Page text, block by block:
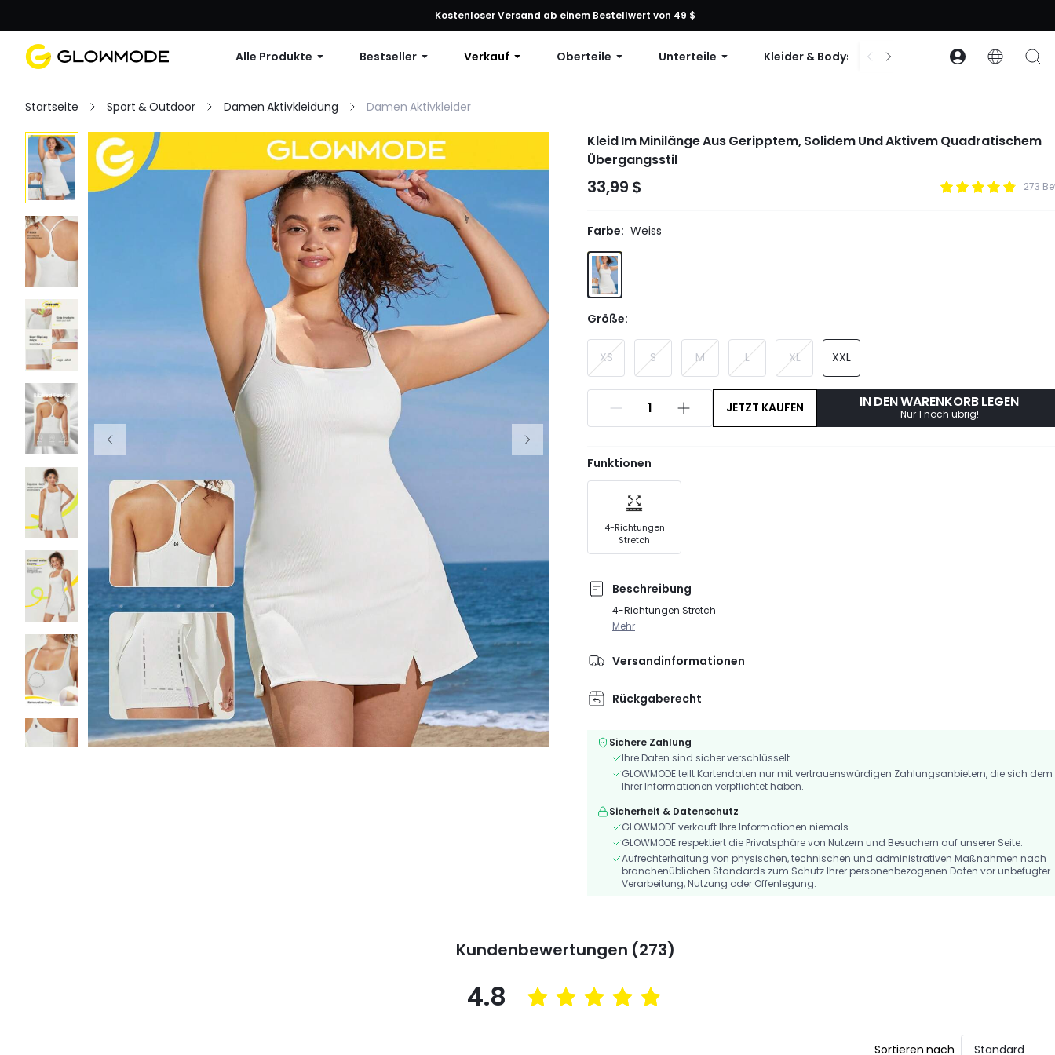
Erste Bestellung: 10 % Rabatt auf jede Bestellung, 12 % Rabatt ab 79 $ oder 15 % Rabatt ab 99 $ | Code: GLOWNEW
Kostenloser Versand ab einem Bestellwert von 49 $
Alle Produkte Bestseller Verkauf Oberteile Unterteile Kleider & Bodys
Startseite Sport & Outdoor Damen Aktivkleidung Damen Aktivkleider
Kleid Im Minilänge Aus Geripptem, Solidem Und Aktivem Quadratischem
Übergangsstil
33,99 $ 273
Farbe: Weiss
Größe:
XS S M L XL XXL
JETZT KAUFEN IN DEN WARENKORB LEGEN
Nur 1 noch übrig!
Funktionen
4-Richtungen
Stretch
Beschreibung
4-Richtungen Stretch
Mehr
Versandinformationen
Rückgaberecht
Sichere Zahlung
Ihre Daten sind sicher verschlüsselt.
GLOWMODE teilt Kartendaten nur mit vertrauenswürdigen Zahlungsanbietern, die sich
Ihrer Informationen verpflichtet haben.
Sicherheit & Datenschutz
GLOWMODE verkauft Ihre Informationen niemals.
GLOWMODE respektiert die Privatsphäre von Nutzern und Besuchern auf unserer Seite.
Aufrechterhaltung von physischen, technischen und administrativen Maßnahmen nach
branchenüblichen Standards zum Schutz Ihrer personenbezogenen Daten vor unbefugter
Verarbeitung, Nutzung oder Offenlegung.
Kundenbewertungen (273)
4.8
Sortieren nach Standard